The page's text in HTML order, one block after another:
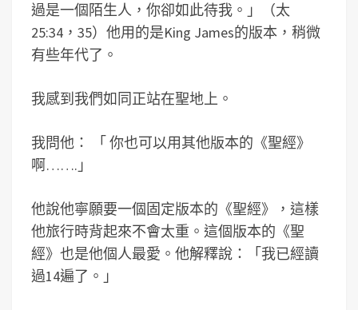
過是一個陌生人，你卻如此待我。」（太
25:34，35）他用的是King James的版本，稍微
有些年代了。
我感到我們如同正站在聖地上。
我問他： 「 你也可以用其他版本的《聖經》
啊……. 」
他說他寧願要一個固定版本的《聖經》，這樣
他旅行時背起來不會太重。這個版本的《聖
經》也是他個人最愛。他解釋說：「我已經讀
過14遍了。 」